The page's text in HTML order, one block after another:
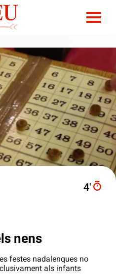
4′
nens
festes nadalenques no
als infants